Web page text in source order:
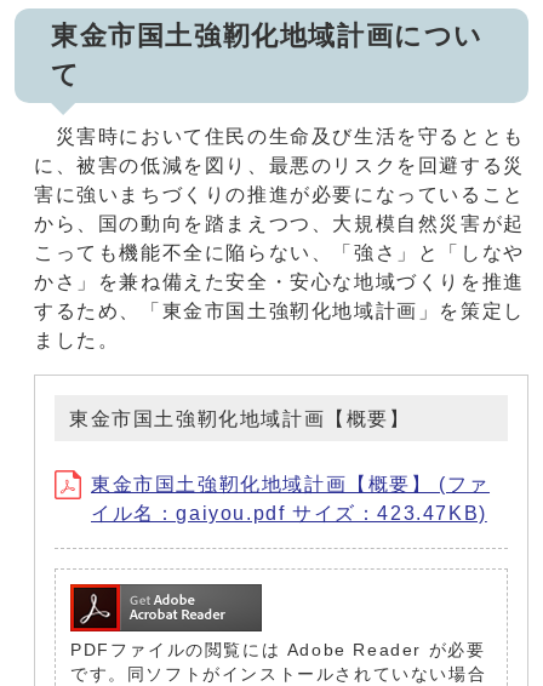
東金市国土強靭化地域計画につい
て
災害時において住民の生命及び生活を守るととも
に、被害の低減を図り、最悪のリスクを回避する災
害に強いまちづくりの推進が必要になっていること
から、国の動向を踏まえつつ、大規模自然災害が起
こっても機能不全に陥らない、「強さ」と「しなや
かさ」を兼ね備えた安全・安心な地域づくりを推進
するため、「東金市国土強靭化地域計画」を策定し
ました。
東金市国土強靭化地域計画【概要】
東金市国土強靭化地域計画【概要】 (ファ
イル名：gaiyou.pdf サイズ：423.47KB)
PDFファイルの閲覧には Adobe Reader が必要
です。同ソフトがインストールされていない場合